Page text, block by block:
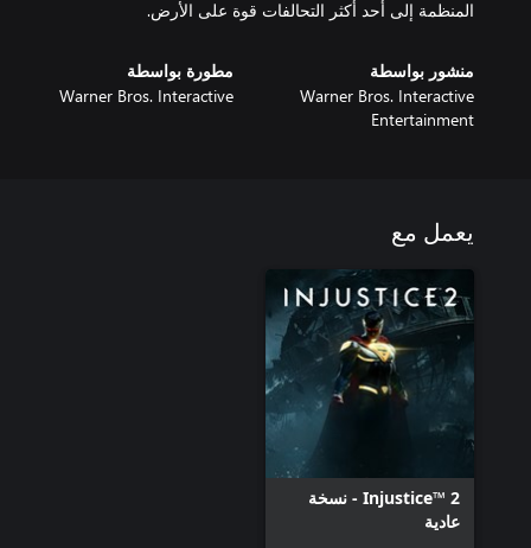
المنظمة إلى أحد أكثر التحالفات قوة على الأرض.
منشور بواسطة
Warner Bros. Interactive
Entertainment
مطورة بواسطة
Warner Bros. Interactive
يعمل مع
Injustice™ 2 - نسخة
عادية